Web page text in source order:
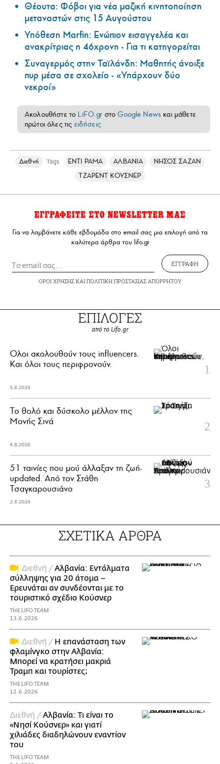
Θέουτα: Φόβοι για νέα μαζική κινητοποίηση
μεταναστών στις 15 Αυγούστου
Υπόθεση Marfin: Ενώπιον εισαγγελέα και
ανακρίτριας η 46χρονη - Για τι κατηγορείται
Συναγερμός στην Ταϊλάνδη: Μαθητής άνοιξε
πυρ μέσα σε σχολείο - «Υπάρχουν δύο
νεκροί»
Ακολουθήστε το LiFO.gr στοGoogle News και μάθετε
πρώτοι όλες τις ειδήσεις
Διεθνή Tags ΕΝΤΙ ΡΑΜΑ ΑΛΒΑΝΙΑ
ΝΗΣΟΣ ΣΑΖΑΝ
ΤΖΑΡΕΝΤ ΚΟΥΣΝΕΡ
ΕΓΓΡΑΦΕΙΤΕ ΣΤΟ NEWSLETTER ΜΑΣ
Για να λαμβάνετε κάθε εβδομάδα στο email σας μια επιλογή από τα
καλύτερα άρθρα του lifo.gr
ΕΓΓΡΑΦΗ
ΟΡΟΙ ΧΡΗΣΗΣΚΑΙ ΠΟΛΙΤΙΚΗ ΠΡΟΣΤΑΣΙΑΣ ΑΠΟΡΡΗΤΟΥ
ΕΠΙΛΟΓΕΣ
από το Lifo.gr
Όλοι ακολουθούν τους influencers.
Και όλοι τους περιφρονούν.
5.8.2026
Το θολό και δύσκολο μέλλον της
Μονής Σινά
4.8.2026
51 ταινίες που μού άλλαξαν τη ζωή-
updated. Aπό τον Στάθη
Τσαγκαρουσιάνο
2.8.2026
ΣΧΕΤΙΚΑ ΑΡΘΡΑ
Διεθνή / Αλβανία: Εντάλματα
σύλληψης για 20 άτομα –
Ερευνάται αν συνδέονται με το
τουριστικό σχέδιο Κούσνερ
THE LIFO TEAM
13.6.2026
Διεθνή / Η επανάσταση των
φλαμίνγκο στην Αλβανία:
Μπορεί να κρατήσει μακριά
Τραμπ και τουρίστες;
THE LIFO TEAM
12.6.2026
Διεθνή / Αλβανία: Τι είναι το
«Νησί Κούσνερ» και γιατί
χιλιάδες διαδηλώνουν εναντίον
του
THE LIFO TEAM